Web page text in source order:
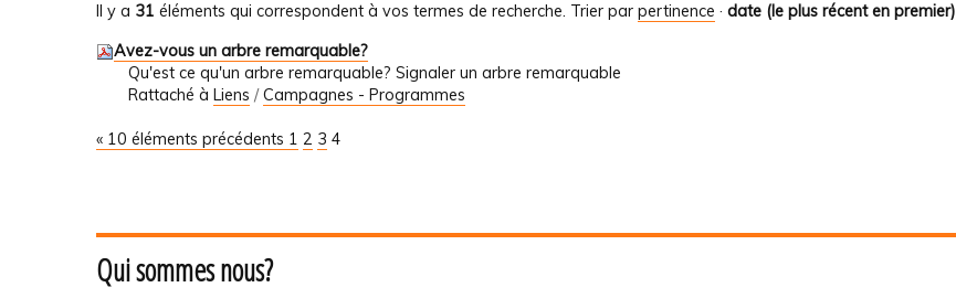
Il y a 31 éléments qui correspondent à vos termes de recherche. Trier par pertinence · date (le plus récent en premier)
Avez-vous un arbre remarquable?
Qu'est ce qu'un arbre remarquable? Signaler un arbre remarquable
Rattaché à Liens /Campagnes - Programmes
« 10 éléments précédents 1 2 3 4
Qui sommes nous?